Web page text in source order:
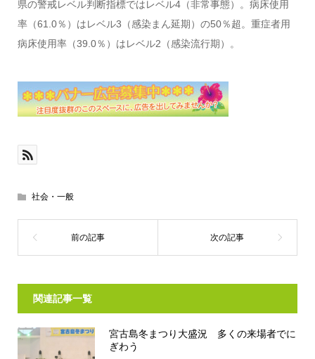
県の警戒レベル判断指標ではレベル4（非常事態）。病床使用
率（61.0％）はレベル3（感染まん延期）の50％超。重症者用
病床使用率（39.0％）はレベル2（感染流行期）。
社会・一般
関連記事一覧
宮古島冬まつり大盛況 多くの来場者でに
ぎわう